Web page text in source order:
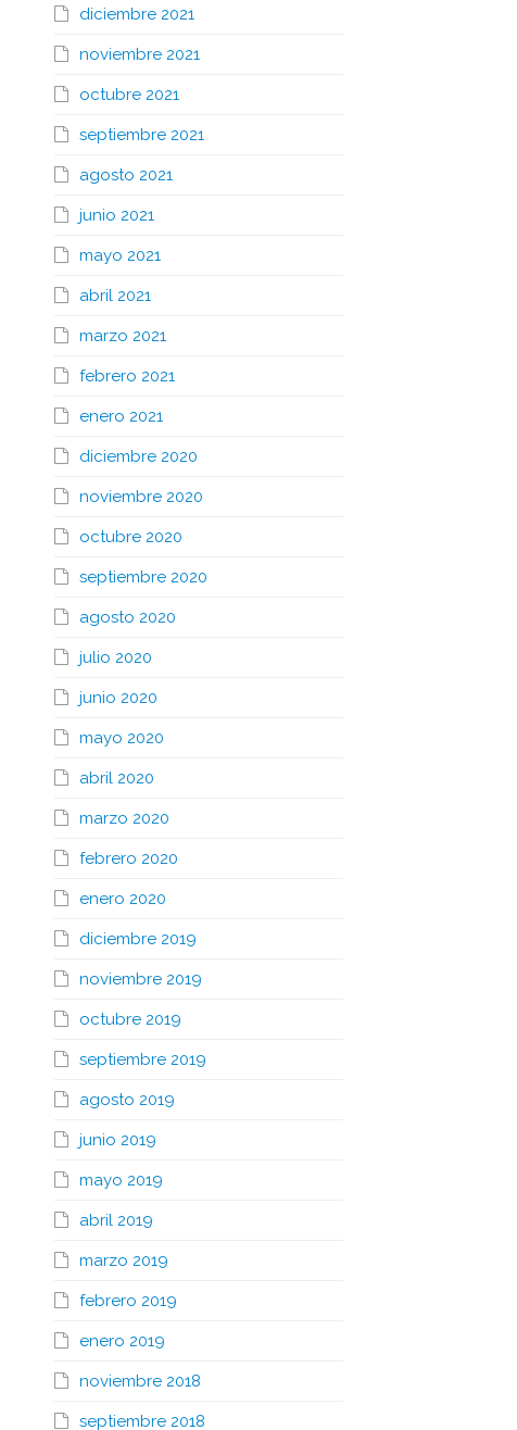
diciembre 2021
noviembre 2021
octubre 2021
septiembre 2021
agosto 2021
junio 2021
mayo 2021
abril 2021
marzo 2021
febrero 2021
enero 2021
diciembre 2020
noviembre 2020
octubre 2020
septiembre 2020
agosto 2020
julio 2020
junio 2020
mayo 2020
abril 2020
marzo 2020
febrero 2020
enero 2020
diciembre 2019
noviembre 2019
octubre 2019
septiembre 2019
agosto 2019
junio 2019
mayo 2019
abril 2019
marzo 2019
febrero 2019
enero 2019
noviembre 2018
septiembre 2018